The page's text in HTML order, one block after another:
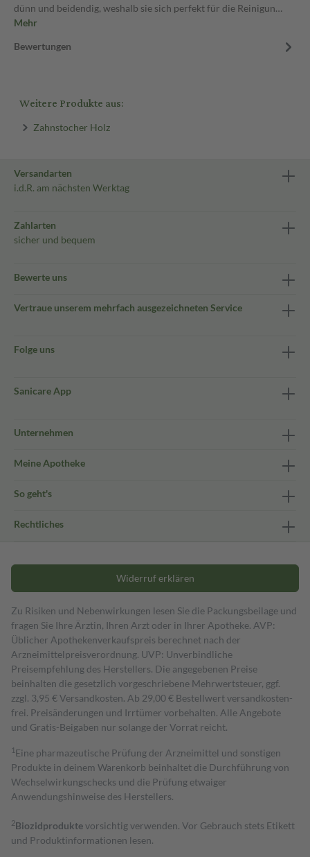
dünn und beidendig, weshalb sie sich perfekt für die Reinigun…
Mehr
Bewertungen
Weitere Produkte aus:
Zahnstocher Holz
Versandarten
i.d.R. am nächsten Werktag
Zahlarten
sicher und bequem
Bewerte uns
Vertraue unserem mehrfach ausgezeichneten Service
Folge uns
Sanicare App
Unternehmen
Meine Apotheke
So geht's
Rechtliches
Widerruf erklären
Zu Risiken und Nebenwirkungen lesen Sie die Packungsbeilage und
fragen Sie Ihre Ärztin, Ihren Arzt oder in Ihrer Apotheke. AVP:
Üblicher Apothekenverkaufspreis berechnet nach der
Arzneimittelpreisverordnung. UVP: Unverbindliche
Preisempfehlung des Herstellers. Die angegebenen Preise
beinhalten die gesetzlich vorgeschriebene Mehrwertsteuer, ggf.
zzgl. 3,95 € Versandkosten. Ab 29,00 € Bestell­wert versand­kosten­
frei. Preisänderungen und Irrtümer vorbehalten. Alle Angebote
und Gratis-Beigaben nur solange der Vorrat reicht.
1 Eine pharmazeutische Prüfung der Arzneimittel und sonstigen
Produkte in deinem Warenkorb beinhaltet die Durchführung von
Wechselwirkungschecks und die Prüfung etwaiger
Anwendungshinweise des Herstellers.
2Biozidproduktevorsichtig verwenden. Vor Gebrauch stets Etikett
und Produktinformationen lesen.